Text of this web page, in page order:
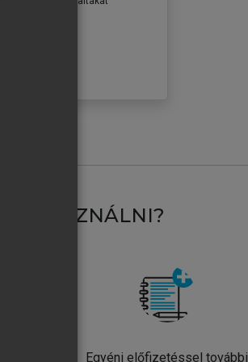
HASZNÁLNI?
Egyéni előfizetéssel további